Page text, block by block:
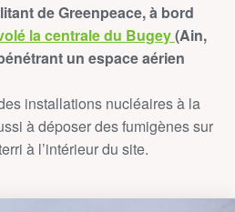
de Greenpeace, à bord
la centrale du Bugey(Ain,
un espace aérien
installations nucléaires à la
à déposer des fumigènes sur
à l’intérieur du site.